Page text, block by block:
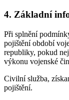
4. Základní
Při splnění
pojištění období
republiky, pokud
výkonu vojenské
Civilní služba,
pojištění.